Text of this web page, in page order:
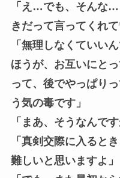
「え…でも、そんな
きだって言ってくれて
「無理しなくていい
ほうが、お互いにと
って、後でやっぱり
う気の毒です」
「まあ、そうなんで
「真剣交際に入ると
難しいと思いますよ」